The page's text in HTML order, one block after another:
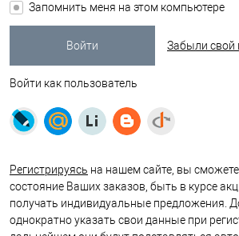
Запомнить меня на этом компьютере
Забыли свой
Войти как пользователь
Регистрируясь на нашем сайте, вы
состояние Ваших заказов, быть в курсе
получать индивидуальные предложения.
однократно указать свои данные при